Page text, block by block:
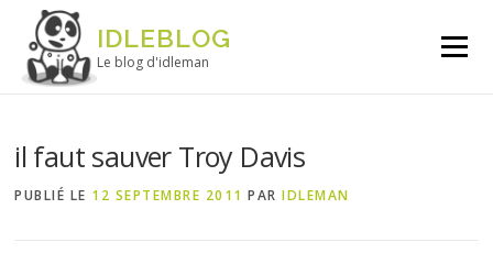
Aller au contenu
IDLEBLOG
Le blog d'idleman
Menu
il faut sauver Troy Davis
PUBLIÉ LE 12 SEPTEMBRE 2011 PARIDLEMAN